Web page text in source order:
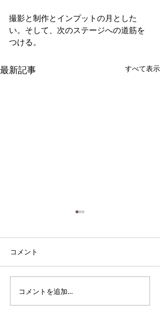
撮影と制作とインプットの月とした
い。そして、次のステージへの道筋を
つける。
最新記事 すべて表示
コメント
コメントを追加…